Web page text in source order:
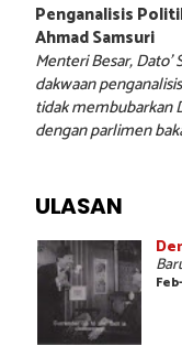
Penganalisis
Ahmad Samsuri
Menteri Besar,
dakwaan
tidak membubarkan
dengan parlimen
ULASAN